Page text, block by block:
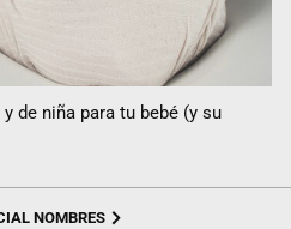
de niña para tu bebé (y su
NOMBRES